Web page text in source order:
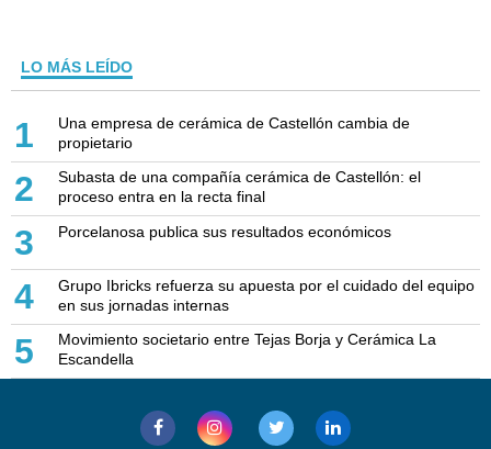
LO MÁS LEÍDO
1
Una empresa de cerámica de Castellón cambia de
propietario
2
Subasta de una compañía cerámica de Castellón: el
proceso entra en la recta final
3 Porcelanosa publica sus resultados económicos
4
Grupo Ibricks refuerza su apuesta por el cuidado del equipo
en sus jornadas internas
5
Movimiento societario entre Tejas Borja y Cerámica La
Escandella